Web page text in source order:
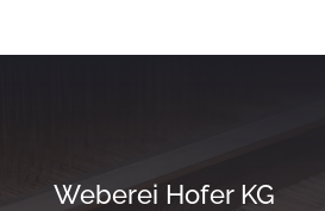
Weberei Hofer KG